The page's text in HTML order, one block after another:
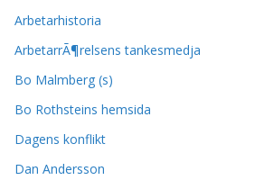
Arbetarhistoria
ArbetarrÃ¶relsens tankesmedja
Bo Malmberg (s)
Bo Rothsteins hemsida
Dagens konflikt
Dan Andersson